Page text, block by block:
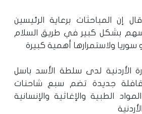
إن المباحثات برعاية الرئيسين
بشكل كبير في طريق السلام
سوريا ولاستمرارها أهمية كبيرة
الأردنية لدى سلطة الأسد باسل
قافلة جديدة تضم سبع شاحنات
الطبية والإغاثية والإنسانية